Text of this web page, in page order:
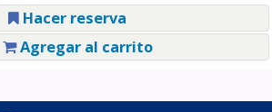
Hacer reserva
Agregar al carrito